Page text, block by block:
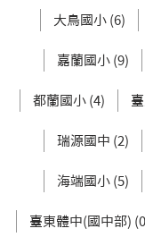
大鳥國小 (6)
嘉蘭國小 (9)
都蘭國小 (4)
瑞源國中 (2)
海端國小 (5)
臺東體中(國中部)